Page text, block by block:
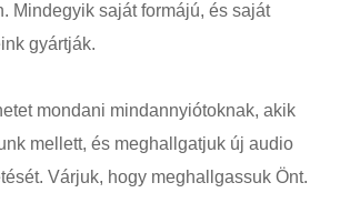
Mindegyik saját formájú, és saját
gyártják.
mondani mindannyiótoknak, akik
mellett, és meghallgatjuk új audio
Várjuk, hogy meghallgassuk Önt.